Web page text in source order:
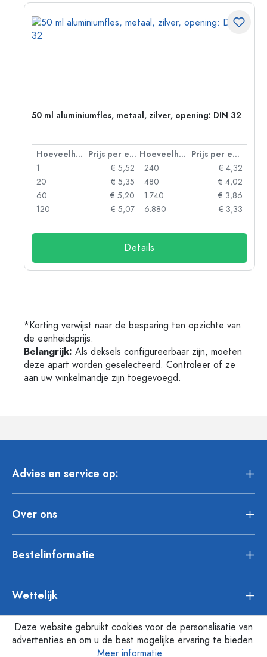
50 ml aluminiumfles, metaal, zilver, opening: DIN 32
Hoeveelheid Prijs per eenheid Hoeveelheid
Prijs per eenheid
1
€ 5,52
20
€ 5,35
60
€ 5,20
120
€ 5,07
240
€ 4,32
480
€ 4,02
1.740
€ 3,86
6.880
€ 3,33
Details
*Korting verwijst naar de besparing ten opzichte van
de eenheidsprijs.
Belangrijk: Als deksels configureerbaar zijn, moeten
deze apart worden geselecteerd. Controleer of ze
aan uw winkelmandje zijn toegevoegd.
Advies en service op:
Over ons
Bestelinformatie
Wettelijk
Deze website gebruikt cookies voor de personalisatie van
advertenties en om u de best mogelijke ervaring te bieden.
Meer informatie...